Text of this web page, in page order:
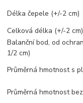
Délka čepele (+/-2 cm)
Celková délka (+/-2 cm)
Balanční bod, od
1/2 cm)
Průměrná hmotnost s
Průměrná hmotnost